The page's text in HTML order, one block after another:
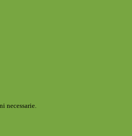
necessarie.